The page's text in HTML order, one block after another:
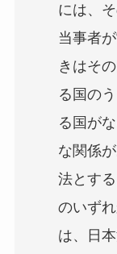
には、
当事者
きはそ
る国の
る国が
な関係
法とす
のいず
は、日